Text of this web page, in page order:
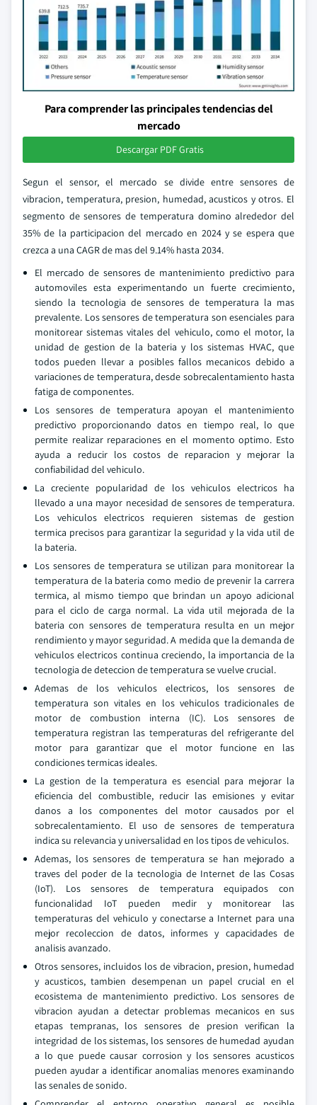
Para comprender las principales tendencias del
mercado
Descargar PDF Gratis
Segun el sensor, el mercado se divide entre sensores de
vibracion, temperatura, presion, humedad, acusticos y otros. El
segmento de sensores de temperatura domino alrededor del
35% de la participacion del mercado en 2024 y se espera que
crezca a una CAGR de mas del 9.14% hasta 2034.
El mercado de sensores de mantenimiento predictivo para
automoviles esta experimentando un fuerte crecimiento,
siendo la tecnologia de sensores de temperatura la mas
prevalente. Los sensores de temperatura son esenciales para
monitorear sistemas vitales del vehiculo, como el motor, la
unidad de gestion de la bateria y los sistemas HVAC, que
todos pueden llevar a posibles fallos mecanicos debido a
variaciones de temperatura, desde sobrecalentamiento hasta
fatiga de componentes.
Los sensores de temperatura apoyan el mantenimiento
predictivo proporcionando datos en tiempo real, lo que
permite realizar reparaciones en el momento optimo. Esto
ayuda a reducir los costos de reparacion y mejorar la
confiabilidad del vehiculo.
La creciente popularidad de los vehiculos electricos ha
llevado a una mayor necesidad de sensores de temperatura.
Los vehiculos electricos requieren sistemas de gestion
termica precisos para garantizar la seguridad y la vida util de
la bateria.
Los sensores de temperatura se utilizan para monitorear la
temperatura de la bateria como medio de prevenir la carrera
termica, al mismo tiempo que brindan un apoyo adicional
para el ciclo de carga normal. La vida util mejorada de la
bateria con sensores de temperatura resulta en un mejor
rendimiento y mayor seguridad. A medida que la demanda de
vehiculos electricos continua creciendo, la importancia de la
tecnologia de deteccion de temperatura se vuelve crucial.
Ademas de los vehiculos electricos, los sensores de
temperatura son vitales en los vehiculos tradicionales de
motor de combustion interna (IC). Los sensores de
temperatura registran las temperaturas del refrigerante del
motor para garantizar que el motor funcione en las
condiciones termicas ideales.
La gestion de la temperatura es esencial para mejorar la
eficiencia del combustible, reducir las emisiones y evitar
danos a los componentes del motor causados por el
sobrecalentamiento. El uso de sensores de temperatura
indica su relevancia y universalidad en los tipos de vehiculos.
Ademas, los sensores de temperatura se han mejorado a
traves del poder de la tecnologia de Internet de las Cosas
(IoT). Los sensores de temperatura equipados con
funcionalidad IoT pueden medir y monitorear las
temperaturas del vehiculo y conectarse a Internet para una
mejor recoleccion de datos, informes y capacidades de
analisis avanzado.
Otros sensores, incluidos los de vibracion, presion, humedad
y acusticos, tambien desempenan un papel crucial en el
ecosistema de mantenimiento predictivo. Los sensores de
vibracion ayudan a detectar problemas mecanicos en sus
etapas tempranas, los sensores de presion verifican la
integridad de los sistemas, los sensores de humedad ayudan
a lo que puede causar corrosion y los sensores acusticos
pueden ayudar a identificar anomalias menores examinando
las senales de sonido.